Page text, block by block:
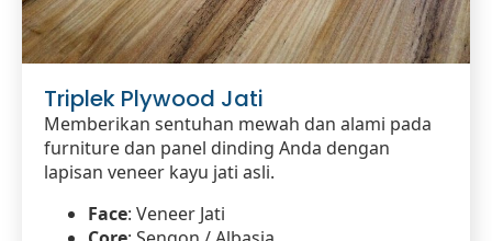
Triplek Plywood Jati
Memberikan sentuhan mewah dan alami pada
furniture dan panel dinding Anda dengan
lapisan veneer kayu jati asli.
Face: Veneer Jati